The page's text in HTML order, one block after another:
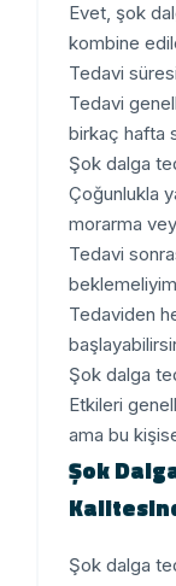
Evet, şok
kombine
Tedavi
Tedavi
birkaç hafta
Şok dalga
Çoğunlukla
morarma
Tedavi
Tedaviden
Şok dalga
Etkileri
ama bu
Şok
Şok dalga